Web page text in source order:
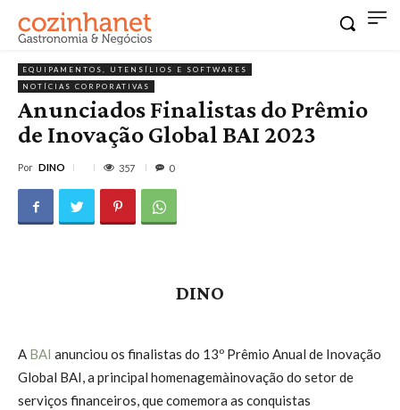
EQUIPAMENTOS, UTENSÍLIOS E SOFTWARES
NOTÍCIAS CORPORATIVAS
Anunciados Finalistas do Prêmio
de Inovação Global BAI 2023
Por DINO 357 0
DINO
A BAI anunciou os finalistas do 13º Prêmio Anual de Inovação
Global BAI, a principal homenagemàinovação do setor de
serviços financeiros, que comemora as conquistas